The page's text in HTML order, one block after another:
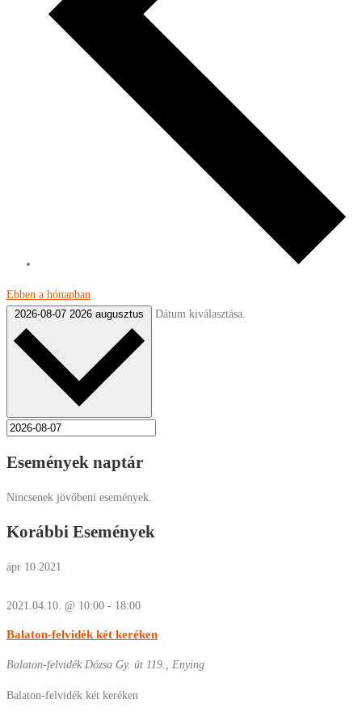
Ebben a hónapban
2026-08-07 2026 augusztus Dátum kiválasztása.
Események naptár
Nincsenek jövőbeni események.
Korábbi Események
ápr 10 2021
2021.04.10. @ 10:00 - 18:00
Balaton-felvidék két keréken
Balaton-felvidék Dózsa Gy. út 119., Enying
Balaton-felvidék két keréken